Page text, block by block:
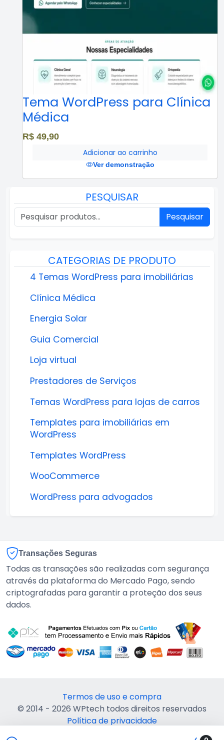
Tema WordPress para Clínica
Médica
R$ 49,90
Adicionar ao carrinho
Ver demonstração
PESQUISAR
Pesquisar
CATEGORIAS DE PRODUTO
4 Temas WordPress para imobiliárias
Clínica Médica
Energia Solar
Guia Comercial
Loja virtual
Prestadores de Serviços
Temas WordPress para lojas de carros
Templates para imobiliárias em
WordPress
Templates WordPress
WooCommerce
WordPress para advogados
Transações Seguras
Todas as transações são realizadas com segurança
através da plataforma do Mercado Pago, sendo
criptografadas para garantir a proteção dos seus
dados.
Termos de uso e compra
© 2014 - 2026 WPtech todos direitos reservados
Política de privacidade